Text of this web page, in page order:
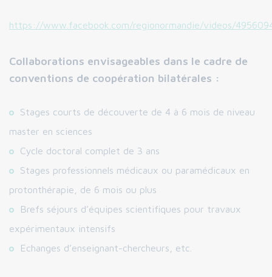
https://www.facebook.com/regionormandie/videos/
Collaborations envisageables dans le cadre de
conventions de coopération bilatérales :
Stages courts de découverte de 4 à 6 mois de niveau
master en sciences
Cycle doctoral complet de 3 ans
Stages professionnels médicaux ou paramédicaux en
protonthérapie, de 6 mois ou plus
Brefs séjours d’équipes scientifiques pour travaux
expérimentaux intensifs
Echanges d’enseignant-chercheurs, etc.